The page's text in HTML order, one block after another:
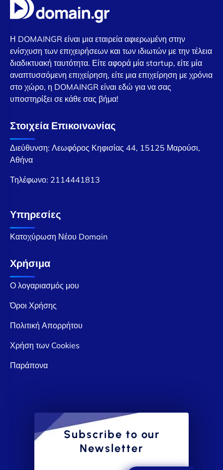
Η DOMAINGR είναι μια εταιρεία αφιερωμένη στην
ενίσχυση των επιχειρήσεων και των ιδιωτών με την τέλεια
διαδικτυακή ταυτότητα. Είτε αφορά μία startup, είτε μία
αναπτυσσόμενη επιχείρηση, είτε μια επιχείρηση με χρόνια
στο χώρο, η DOMAINGR είναι εδώ για να σας
υποστηρίξει σε κάθε σας βήμα!
Στοιχεία Επικοινωνίας
Διεύθυνση: Λεωφόρος Κηφισίας 44, 15125 Μαρούσι,
Αθήνα
Τηλέφωνο: 2114441813
Υπηρεσίες
Κατοχύρωση Νέου Domain
Χρήσιμα
Ο λογαριασμός μου
Όροι Χρήσης
Πολιτική Απορρήτου
Χρήση των Cookies
Παράπονα
Subscribe to our
Newsletter